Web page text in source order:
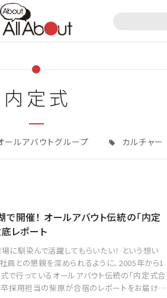
内定式
ールアバウトグループ カルチャー
開催！ オールアバウト伝統の「内定
レポート
に馴染んで活躍してもらいたい！ という想い
員との懇親を深められるように、2005年から1
で行っているオールアバウト伝統の「内定式合
卒採用担当の柴原が合宿のレポートをお届け…